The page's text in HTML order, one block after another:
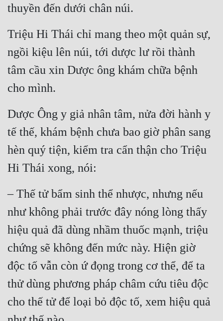
Xuyên Không
Xuyên Thư
Điền Văn
Đông Phương Huyền Huyễn
Đồng Nhân
Truyện Nữ
Vô Địch Lưu
Xây Dựng Thế Lực
thuyền đến dưới chân núi.
Triệu Hi Thái chỉ mang theo một quản sự,
ngồi kiệu lên núi, tới dược lư rồi thành
tâm cầu xin Dược ông khám chữa bệnh
cho mình.
Dược Ông y giả nhân tâm, nửa đời hành y
tế thế, khám bệnh chưa bao giờ phân sang
hèn quý tiện, kiểm tra cẩn thận cho Triệu
Hi Thái xong, nói:
– Thế tử bẩm sinh thể nhược, nhưng nếu
như không phải trước đây nóng lòng thấy
hiệu quả đã dùng nhầm thuốc mạnh, triệu
chứng sẽ không đến mức này. Hiện giờ
độc tố vẫn còn ứ đọng trong cơ thể, để ta
thử dùng phương pháp châm cứu tiêu độc
cho thế tử để loại bỏ độc tố, xem hiệu quả